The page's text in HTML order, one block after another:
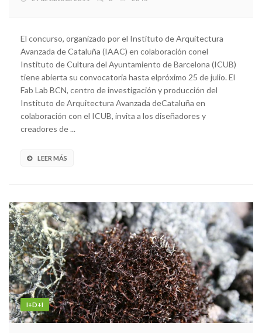
El concurso, organizado por el Instituto de Arquitectura
Avanzada de Cataluña (IAAC) en colaboración conel
Instituto de Cultura del Ayuntamiento de Barcelona (ICUB)
tiene abierta su convocatoria hasta elpróximo 25 de julio. El
Fab Lab BCN, centro de investigación y producción del
Instituto de Arquitectura Avanzada deCataluña en
colaboración con el ICUB, invita a los diseñadores y
creadores de ...
LEER MÁS
I+D+I